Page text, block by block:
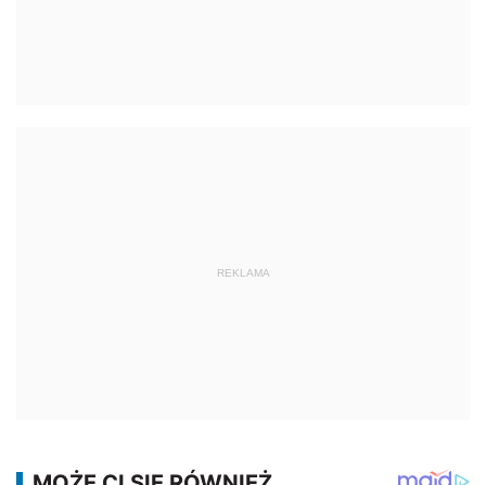
REKLAMA